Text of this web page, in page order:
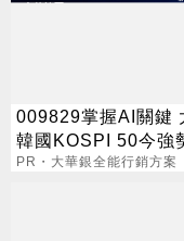
009829掌握AI關鍵
韓國KOSPI 50今強
募
PR・大華銀全能行銷方案